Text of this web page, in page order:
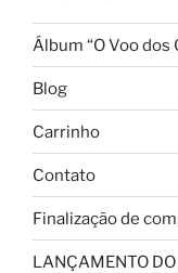
Álbum “O Voo dos
Blog
Carrinho
Contato
Finalização de
LANÇAMENTO DO